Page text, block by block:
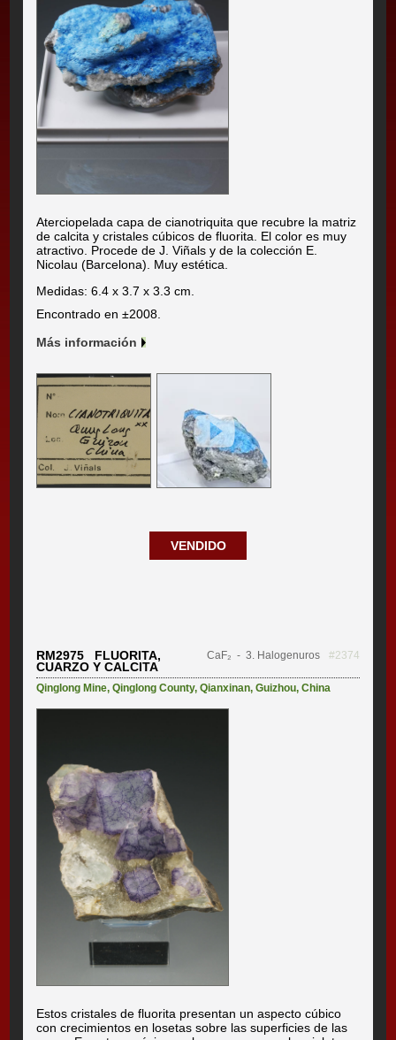
Aterciopelada capa de cianotriquita que recubre la matriz
de calcita y cristales cúbicos de fluorita. El color es muy
atractivo. Procede de J. Viñals y de la colección E.
Nicolau (Barcelona). Muy estética.
Medidas: 6.4 x 3.7 x 3.3 cm.
Encontrado en ±2008.
Más información
VENDIDO
RM2975 FLUORITA,
CUARZO Y CALCITA
CaF₂ - 3. Halogenuros #2374
Qinglong Mine,Qinglong County,Qianxinan,Guizhou,China
Estos cristales de fluorita presentan un aspecto cúbico
con crecimientos en losetas sobre las superficies de las